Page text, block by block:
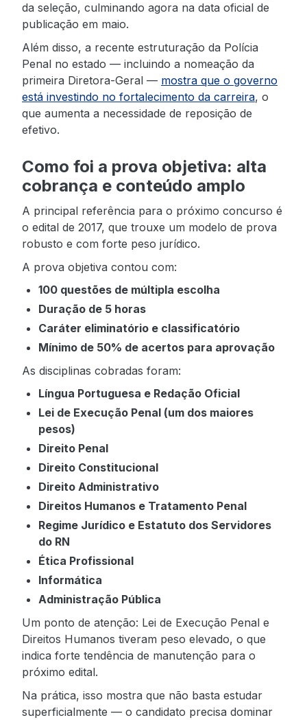
da seleção, culminando agora na data oficial de
publicação em maio.
Além disso, a recente estruturação da Polícia
Penal no estado — incluindo a nomeação da
primeira Diretora-Geral — mostra que o governo
está investindo no fortalecimento da carreira, o
que aumenta a necessidade de reposição de
efetivo.
Como foi a prova objetiva: alta
cobrança e conteúdo amplo
A principal referência para o próximo concurso é
o edital de 2017, que trouxe um modelo de prova
robusto e com forte peso jurídico.
A prova objetiva contou com:
100 questões de múltipla escolha
Duração de 5 horas
Caráter eliminatório e classificatório
Mínimo de 50% de acertos para aprovação
As disciplinas cobradas foram:
Língua Portuguesa e Redação Oficial
Lei de Execução Penal (um dos maiores
pesos)
Direito Penal
Direito Constitucional
Direito Administrativo
Direitos Humanos e Tratamento Penal
Regime Jurídico e Estatuto dos Servidores
do RN
Ética Profissional
Informática
Administração Pública
Um ponto de atenção: Lei de Execução Penal e
Direitos Humanos tiveram peso elevado, o que
indica forte tendência de manutenção para o
próximo edital.
Na prática, isso mostra que não basta estudar
superficialmente — o candidato precisa dominar